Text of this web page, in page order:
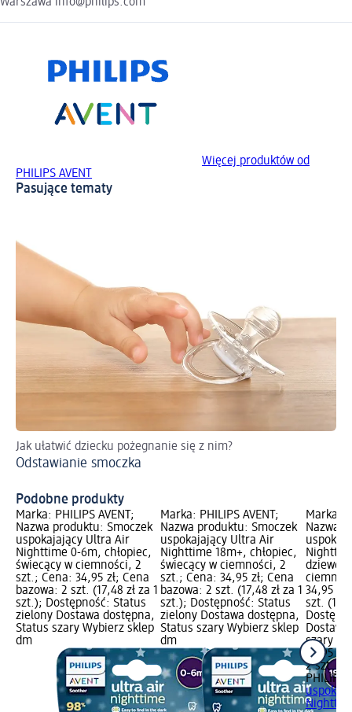
Więcej produktów od
PHILIPS AVENT
Pasujące tematy
Jak ułatwić dziecku pożegnanie się z nim?
Odstawianie smoczka
Podobne produkty
Marka: PHILIPS AVENT;
Nazwa produktu: Smoczek
uspokajający Ultra Air
Nighttime 0-6m, chłopiec,
świecący w ciemności, 2
szt.; Cena: 34,95 zł; Cena
bazowa: 2 szt. (17,48 zł za 1
szt.); Dostępność: Status
zielony Dostawa dostępna,
Status szary Wybierz sklep
dm
Marka: PHILIPS AVENT;
Nazwa produktu: Smoczek
uspokajający Ultra Air
Nighttime 18m+, chłopiec,
świecący w ciemności, 2
szt.; Cena: 34,95 zł; Cena
bazowa: 2 szt. (17,48 zł za 1
szt.); Dostępność: Status
zielony Dostawa dostępna,
Status szary Wybierz sklep
dm
Marka:
Nazwa
34,95
szt.
szary
34,95 zł
2 szt.
PHILIPS